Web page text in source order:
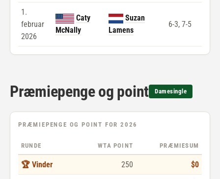
1.
februar
2026
Caty
McNally
Suzan
Lamens
6-3, 7-5
Præmiepenge og point Damesingle
PRÆMIEPENGE OG POINT FOR 2026
RUNDE WTA POINT PRÆMIESUM
🏆 Vinder 250 $0